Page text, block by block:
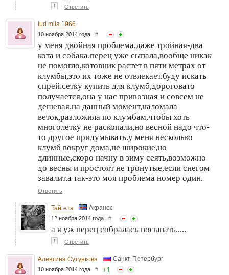
↑ Ответить
lud mila 1966
10 ноября 2014 года #
у меня двойная проблема,даже тройная-два
кота и собака.перец уже сыпала,вообще никак
не помогло,котовник растет в пяти метрах от
клумбы,это их тоже не отвлекает.буду искать
спрей.сетку купить для клумб,дороговато
получается,она у нас привозная и совсем не
дешевая.на данный момент,наломала
веток,разложила по клумбам,чтобы хоть
многолетку не раскопали,но весной надо что-
то другое придумывать.у меня несколько
клумб вокруг дома,не широкие,но
длинные,скоро начну в зиму сеять,возможно
до весны и простоят не тронутые,если снегом
завалит.а так-это моя проблема номер один.
Ответить
Тайгета Акранес
12 ноября 2014 года #
а я уж перец собралась посыпать.....
↑ Ответить
Алевтина Сутункова Санкт-Петербург
10 ноября 2014 года # +1